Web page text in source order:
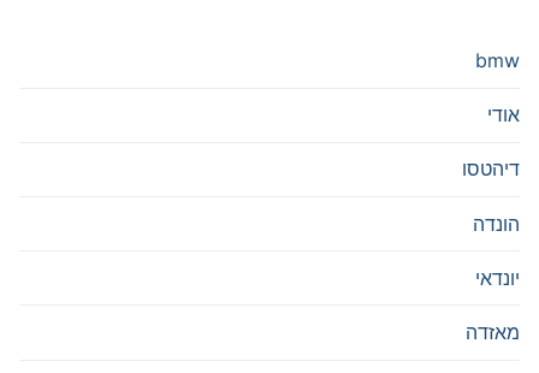
bmw
אודי
דיהטסו
הונדה
יונדאי
מאזדה